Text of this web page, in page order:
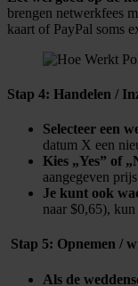
brengen netwerkfees
kaart of PayPal soms
Stap 4: Handelen /
Selecteer een
datum X een
Kies „Yes” of
aangegeven
Je kunt ook
naar $0,65),
Stap 5: Opnemen /
Als de